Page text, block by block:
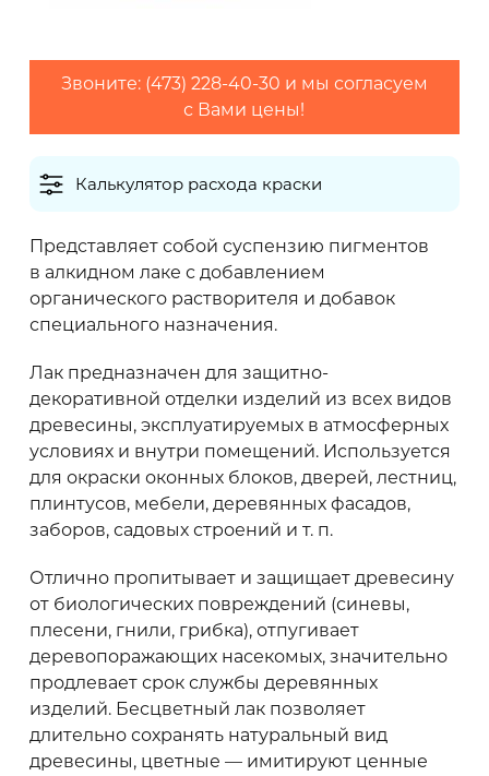
Максимальный расход (г/м2)
Количество слоев
Грунтовки обычно наносят в один слой,
финишные покрытия рекомендуется наносить
в 2 слоя
0 кг
Рекомендуем приобретатьматериал с
запасом 10-20%
Звоните: (473) 228-40-30 и мы согласуем
с Вами цены!
Калькулятор расхода краски
Представляет собой суспензию пигментов
в алкидном лаке с добавлением
органического растворителя и добавок
специального назначения.
Лак предназначен для защитно-
декоративной отделки изделий из всех видов
древесины, эксплуатируемых в атмосферных
условиях и внутри помещений. Используется
для окраски оконных блоков, дверей, лестниц,
плинтусов, мебели, деревянных фасадов,
заборов, садовых строений и т. п.
Отлично пропитывает и защищает древесину
от биологических повреждений (синевы,
плесени, гнили, грибка), отпугивает
деревопоражающих насекомых, значительно
продлевает срок службы деревянных
изделий. Бесцветный лак позволяет
длительно сохранять натуральный вид
древесины, цветные — имитируют ценные